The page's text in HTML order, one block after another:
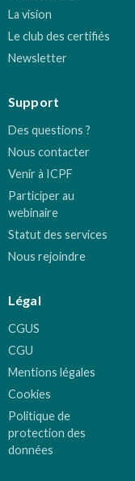
La vision
Le club des certifiés
Newsletter
Support
Des questions ?
Nous contacter
Venir à ICPF
Participer au
webinaire
Statut des services
Nous rejoindre
Légal
CGUS
CGU
Mentions légales
Cookies
Politique de
protection des
données